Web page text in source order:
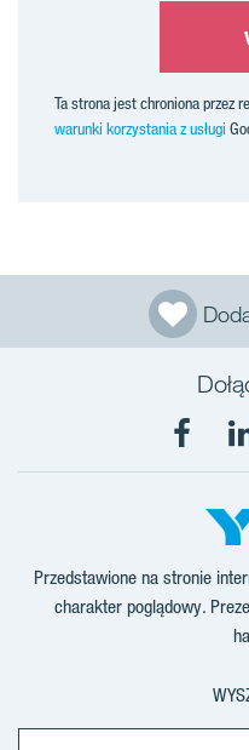
Ta strona jest chroniona przez
warunki korzystania z usługi
Przedstawione na stronie
charakter poglądowy.